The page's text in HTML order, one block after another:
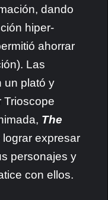
dando
hiper-
ahorrar
Las
un plató y
Trioscope
The
expresar
personajes y
con ellos.